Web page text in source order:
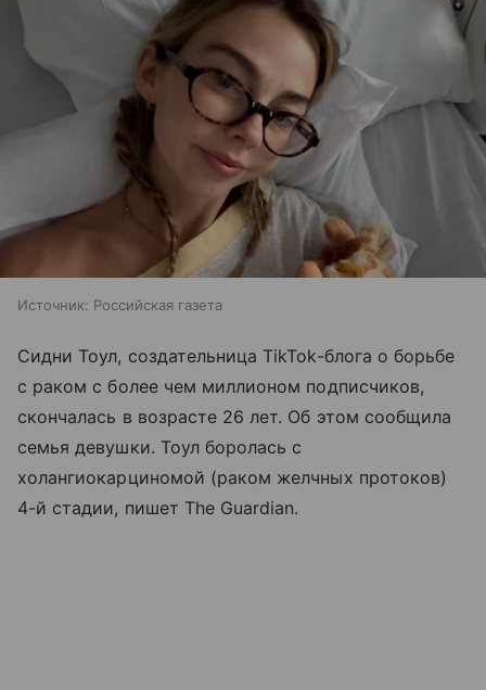
Источник: Российская газета
Сидни Тоул, создательница TikTok-блога о борьбе
с раком с более чем миллионом подписчиков,
скончалась в возрасте 26 лет. Об этом сообщила
семья девушки. Тоул боролась с
холангиокарциномой (раком желчных протоков)
4-й стадии, пишет The Guardian.